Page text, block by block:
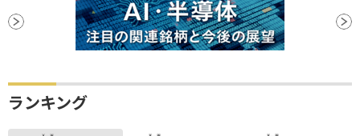
ランキング